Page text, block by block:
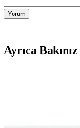
Yorum
Ayrıca Bakınız